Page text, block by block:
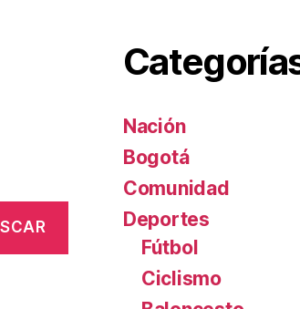
Nación
Bogotá
Comunidad
Deportes
Fútbol
Ciclismo